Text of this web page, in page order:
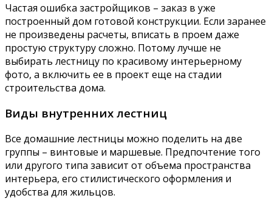
Частая ошибка застройщиков – заказ в уже
построенный дом готовой конструкции. Если заранее
не произведены расчеты, вписать в проем даже
простую структуру сложно. Потому лучше не
выбирать лестницу по красивому интерьерному
фото, а включить ее в проект еще на стадии
строительства дома.
Виды внутренних лестниц
Все домашние лестницы можно поделить на две
группы – винтовые и маршевые. Предпочтение того
или другого типа зависит от объема пространства
интерьера, его стилистического оформления и
удобства для жильцов.